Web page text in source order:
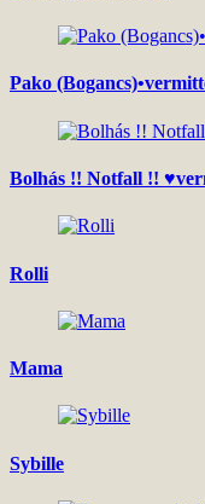
Pako
Bolhás !! Notfall !!
Rolli
Mama
Sybille